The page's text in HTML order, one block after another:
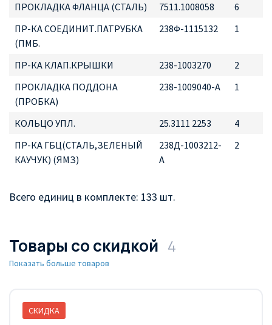
ПРОКЛАДКА ФЛАНЦА (СТАЛЬ)
7511.1008058
6
ПР-КА СОЕДИНИТ.ПАТРУБКА
(ПМБ.
238Ф-1115132 1
ПР-КА КЛАП.КРЫШКИ 238-1003270
2
ПРОКЛАДКА ПОДДОНА
(ПРОБКА)
238-1009040-А 1
КОЛЬЦО УПЛ. 25.3111 2253
4
ПР-КА ГБЦ(СТАЛЬ,ЗЕЛЕНЫЙ
КАУЧУК) (ЯМЗ)
238Д-1003212-
А
2
Всего единиц в комплекте: 133 шт.
Товары со скидкой 4
Показать больше товаров
СКИДКА